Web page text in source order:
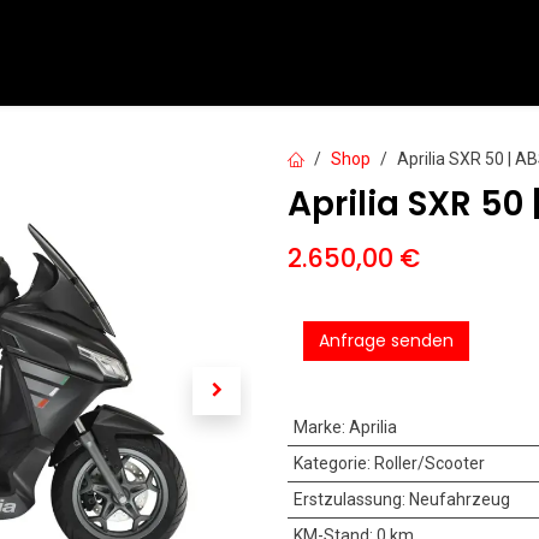
Shop Aprilia SXR 50 |
Aprilia SXR 50
2.650,00 €
Anfrage senden
Marke: Aprilia
Kategorie: Roller/Scooter
Erstzulassung: Neufahrzeug